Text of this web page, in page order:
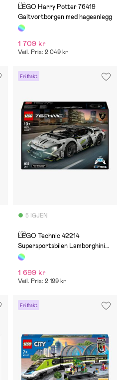
(4)
LEGO Harry Potter 76419
Galtvortborgen med hageanlegg
1 709 kr
Veil. Pris: 2 049 kr
Fri frakt
5 IGJEN
(0)
LEGO Technic 42214
Supersportsbilen Lamborghini
Revuelto
1 699 kr
Veil. Pris: 2 199 kr
Fri frakt